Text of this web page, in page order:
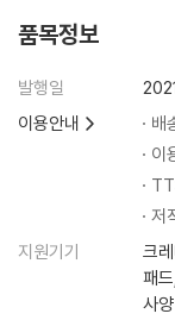
7.2 Jacobi법
7.3 멱승법과 역멱승법
7.4 Houseolder 축약
CHAPTER 08 수치
8.2 Richardson 외삽
8.3 보간에 의한 미분
CHAPTER 09 수치적
품목정보
발행일
이용안내
배
이
저
지원기기
크
패
사